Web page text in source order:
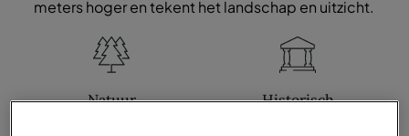
meters hoger en tekent het landschap en uitzicht.
Natuur Historisch